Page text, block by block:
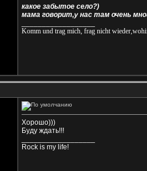
какое забытое село?)
мама говорит,у нас там очень
Komm und trag mich, frag nicht
Хорошо)))
Буду ждать!!!
Rock is my life!